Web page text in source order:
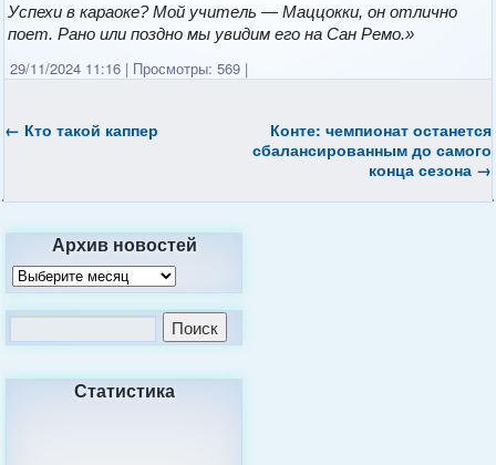
Успехи в караоке? Мой учитель — Маццокки, он отлично
поет. Рано или поздно мы увидим его на Сан Ремо.»
29/11/2024 11:16 | Просмотры: 569 |
← Кто такой каппер
Конте: чемпионат останется
сбалансированным до самого
конца сезона →
Архив новостей
Статистика